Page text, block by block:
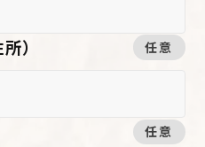
任意
）
任意